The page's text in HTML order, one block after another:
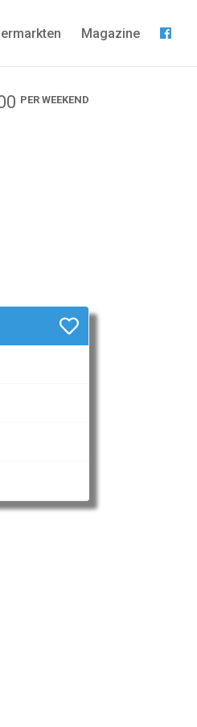
Magazine
PER WEEKEND